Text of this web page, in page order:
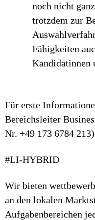
noch nicht
trotzdem zur
Fähigkeiten
Kandidatinnen
Für erste
Bereichsleiter
Nr. +49 173 6784
#LI-HYBRID
Wir bieten
an den lokalen
Aufgabenbereichen